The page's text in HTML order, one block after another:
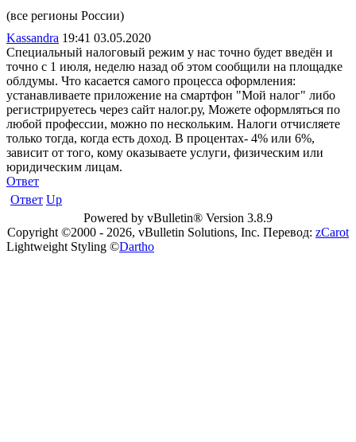
(все регионы России)
Kassandra 19:41 03.05.2020
Специальный налоговый режим у нас точно будет введён и
точно с 1 июля, неделю назад об этом сообщили на площадке
облдумы. Что касается самого процесса оформления:
устанавливаете приложение на смартфон "Мой налог" либо
регистрируетесь через сайт налог.ру, Можете оформляться по
любой профессии, можно по нескольким. Налоги отчисляете
только тогда, когда есть доход. В процентах- 4% или 6%,
зависит от того, кому оказываете услуги, физическим или
юридическим лицам.
Ответ
Ответ Up
Powered by vBulletin® Version 3.8.9
Copyright ©2000 - 2026, vBulletin Solutions, Inc. Перевод: zCarot
Lightweight Styling ©Dartho